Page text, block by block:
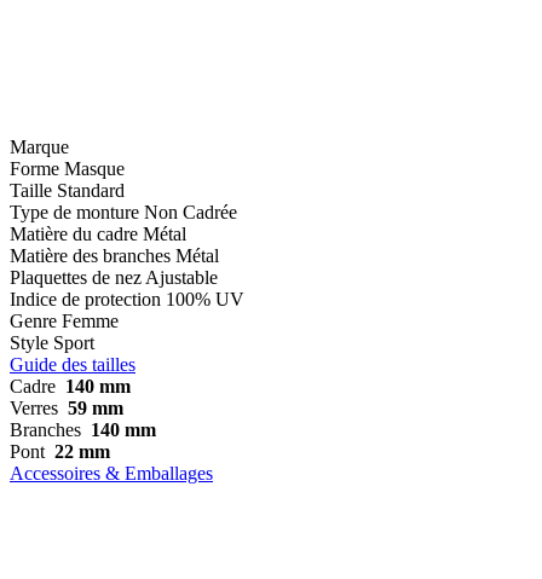
Marque
Forme Masque
Taille Standard
Type de monture Non Cadrée
Matière du cadre Métal
Matière des branches Métal
Plaquettes de nez Ajustable
Indice de protection 100% UV
Genre Femme
Style Sport
Guide des tailles
Cadre 140 mm
Verres 59 mm
Branches 140 mm
Pont 22 mm
Accessoires & Emballages